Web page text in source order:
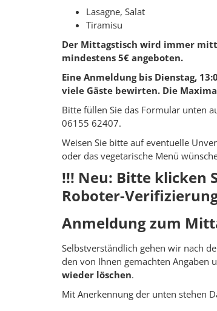
Lasagne, Salat
Tiramisu
Der Mittagstisch wird immer
mindestens 5€ angeboten.
Eine Anmeldung bis Dienstag,
viele Gäste bewirten. Die
Bitte füllen Sie das Formular unten
06155 62407.
Weisen Sie bitte auf eventuelle
oder das vegetarische Menü
!!! Neu: Bitte klicken
Roboter-
Anmeldung zum
Selbstverständlich gehen wir nach
den von Ihnen gemachten Angaben
wieder löschen.
Mit Anerkennung der unten stehen